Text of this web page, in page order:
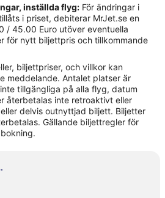
inställda flyg: För ändringar i
i priset, debiterar MrJet.se en
/ 45.00 Euro utöver eventuella
för nytt biljettpris och tillkommande
biljettpriser, och villkor kan
meddelande. Antalet platser är
tillgängliga på alla flyg, datum
återbetalas inte retroaktivt eller
delvis outnyttjad biljett. Biljetter
Gällande biljettregler för